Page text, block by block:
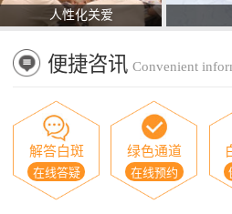
人性化关爱
便捷咨讯 Convenient
解答白斑
在线答疑
绿色通道
在线预约